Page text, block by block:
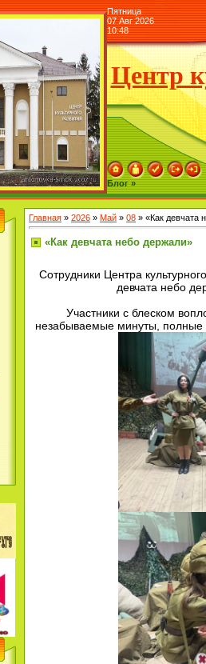
Пятница
07 Авг 2026
10:48
Центр
Блог »
Главная » 2026 » Май » 08 » «Как девчата
«Как девчата небо держали»
Сотрудники Центра
девчата небо
Участники с блеском
незабываемые минуты, полные